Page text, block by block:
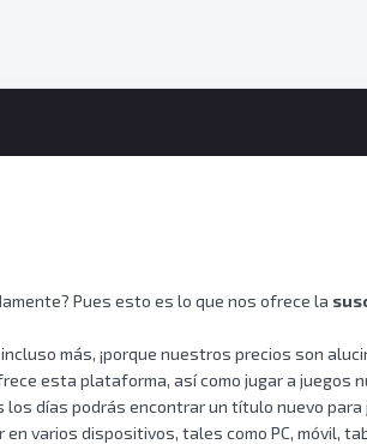
Pues esto es lo que nos ofrece la
más, ¡porque nuestros precios son
esta plataforma, así como jugar a juegos
los días podrás encontrar un título nuevo para
varios dispositivos, tales como PC, móvil,